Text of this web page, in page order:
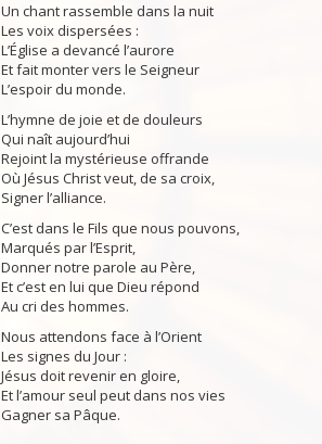
Un chant rassemble dans la nuit
Les voix dispersées :
L’Église a devancé l’aurore
Et fait monter vers le Seigneur
L’espoir du monde.
L’hymne de joie et de douleurs
Qui naît aujourd’hui
Rejoint la mystérieuse offrande
Où Jésus Christ veut, de sa croix,
Signer l’alliance.
C’est dans le Fils que nous pouvons,
Marqués par l’Esprit,
Donner notre parole au Père,
Et c’est en lui que Dieu répond
Au cri des hommes.
Nous attendons face à l’Orient
Les signes du Jour :
Jésus doit revenir en gloire,
Et l’amour seul peut dans nos vies
Gagner sa Pâque.